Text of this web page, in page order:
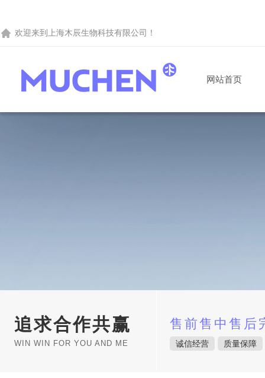
欢迎来到 上海木辰生物科技有限公司 ！
网站首页
追求合作共赢
WIN WIN FOR YOU AND ME
售前售中售后
诚信经营 质量保障